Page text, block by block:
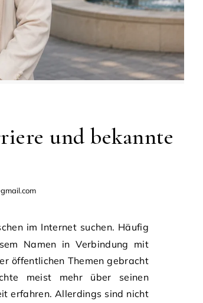
und bekannte
im Internet suchen. Häufig
Namen in Verbindung mit
öffentlichen Themen gebracht
meist mehr über seinen
erfahren. Allerdings sind nicht